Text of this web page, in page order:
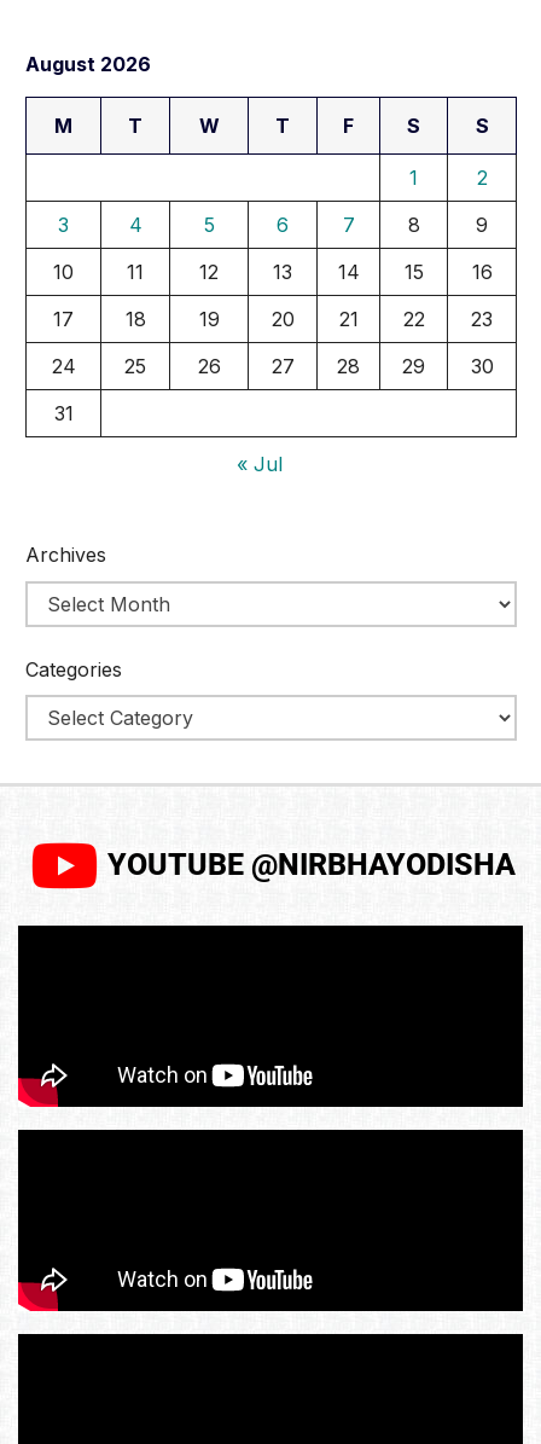
August 2026
M T W T F S S
1
2
3
4 5 6 7 8
9
10
11 12 13 14 15
16
17
18 19 20 21 22
23
24
25 26 27 28 29
30
31
« Jul
Archives
Categories
YOUTUBE @NIRBHAYODISHA